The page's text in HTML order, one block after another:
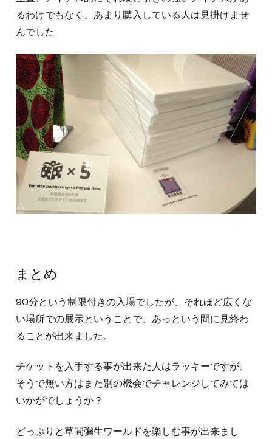
るわけでもなく、あまり購入している人は見掛けませ
んでした
まとめ
90分という制限付きの入場でしたが、それほど広くな
い場所での展示ということで、あっという間に見終わ
ることが出来ました。
チケットを入手する事が出来た人はラッキーですが、
そうで無い方はまた別の機会でチャレンジしてみては
いかがでしょうか？
どっぷりと草間彌生ワールドを楽しむ事が出来まし